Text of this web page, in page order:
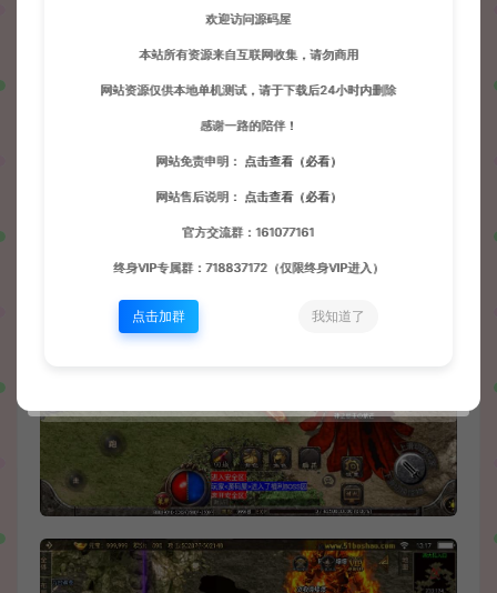
欢迎访问源码屋
本站所有资源来自互联网收集，请勿商用
网站资源仅供本地单机测试，请于下载后24小时内删除
感谢一路的陪伴！
网站免责申明： 点击查看（必看）
网站售后说明： 点击查看（必看）
官方交流群：161077161
终身VIP专属群：718837172（仅限终身VIP进入）
点击加群 我知道了